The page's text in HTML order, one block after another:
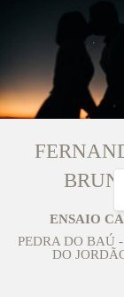
ENSAIO
PEDRA DO BAÚ
DO